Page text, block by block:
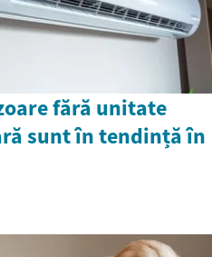
fără unitate
sunt în tendință în